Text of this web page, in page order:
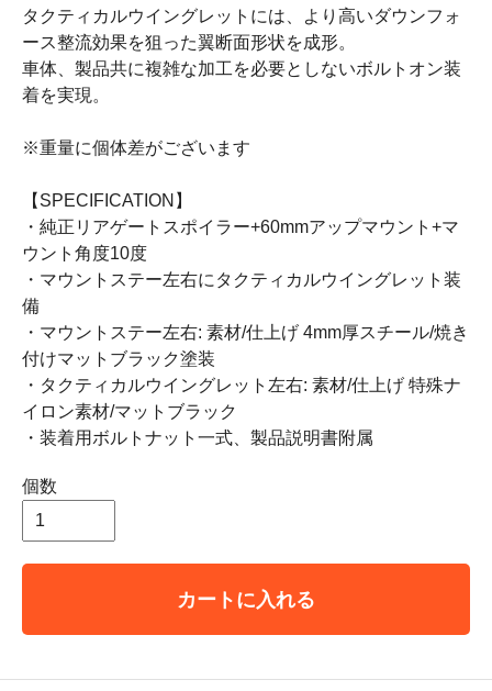
タクティカルウイングレットには、より高いダウンフォ
ース整流効果を狙った翼断面形状を成形。
車体、製品共に複雑な加工を必要としないボルトオン装
着を実現。
※重量に個体差がございます
【SPECIFICATION】
・純正リアゲートスポイラー+60mmアップマウント+マ
ウント角度10度
・マウントステー左右にタクティカルウイングレット装
備
・マウントステー左右: 素材/仕上げ 4mm厚スチール/焼き
付けマットブラック塗装
・タクティカルウイングレット左右: 素材/仕上げ 特殊ナ
イロン素材/マットブラック
・装着用ボルトナット一式、製品説明書附属
個数
カートに入れる